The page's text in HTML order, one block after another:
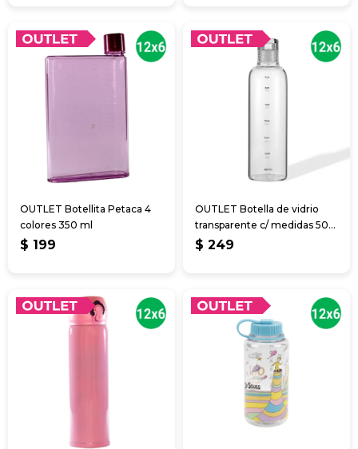
OUTLET Botellita Petaca 4
colores 350 ml
$ 199
OUTLET Botella de vidrio
transparente c/ medidas 500
ml
$ 249